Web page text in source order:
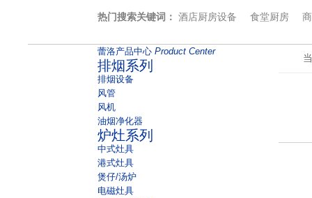
热门搜索关键词： 酒店厨房设备 食堂厨房
蕾洛产品中心 Product Center
排烟系列
排烟设备
风管
风机
油烟净化器
炉灶系列
中式灶具
港式灶具
煲仔/汤炉
电磁灶具